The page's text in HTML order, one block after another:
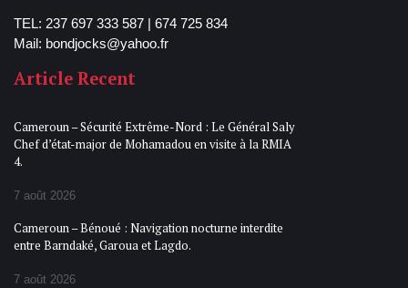
TEL: 237 697 333 587 | 674 725 834
Mail: bondjocks@yahoo.fr
Article Recent
Cameroun – Sécurité Extrême-Nord : Le Général Saly
Chef d’état-major de Mohamadou en visite à la RMIA
4.
7 août 2026
Cameroun – Bénoué : Navigation nocturne interdite
entre Barndaké, Garoua et Lagdo.
7 août 2026